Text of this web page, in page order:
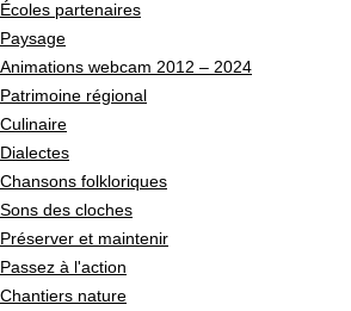
Écoles partenaires
Paysage
Animations webcam 2012 – 2024
Patrimoine régional
Culinaire
Dialectes
Chansons folkloriques
Sons des cloches
Préserver et maintenir
Passez à l'action
Chantiers nature